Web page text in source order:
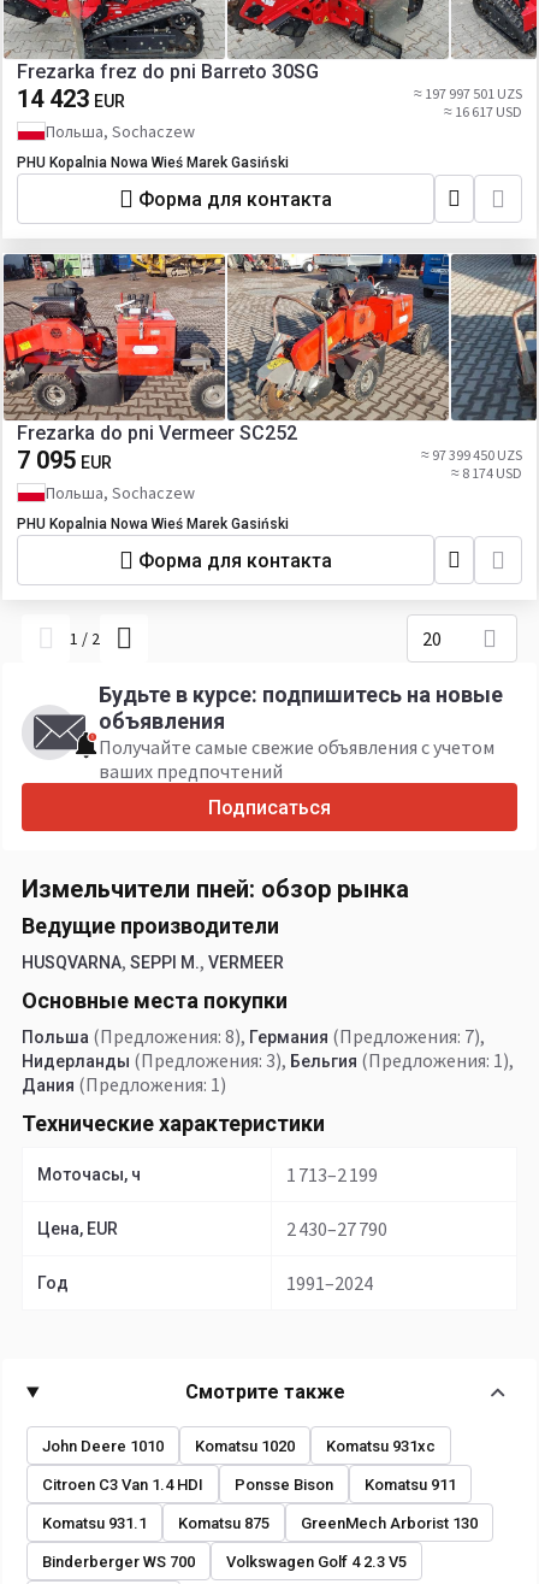
Frezarka frez do pni Barreto 30SG
14 423 EUR
≈ 197 997 501 UZS
≈ 16 617 USD
Польша, Sochaczew
PHU Kopalnia Nowa Wieś Marek Gasiński
Форма для контакта
Frezarka do pni Vermeer SC252
7 095 EUR
≈ 97 399 450 UZS
≈ 8 174 USD
Польша, Sochaczew
PHU Kopalnia Nowa Wieś Marek Gasiński
Форма для контакта
1 / 2 20
Будьте в курсе: подпишитесь на новые
объявления
Получайте самые свежие объявления с учетом
ваших предпочтений
Подписаться
Измельчители пней: обзор рынка
Ведущие производители
HUSQVARNA, SEPPI M., VERMEER
Основные места покупки
Польша (Предложения: 8), Германия (Предложения: 7),
Нидерланды (Предложения: 3), Бельгия (Предложения: 1),
Дания (Предложения: 1)
Технические характеристики
Моточасы, ч 1 713–2 199
Цена, EUR 2 430–27 790
Год 1991–2024
Смотрите также
John Deere 1010 Komatsu 1020 Komatsu 931xc
Citroen C3 Van 1.4 HDI Ponsse Bison Komatsu 911
Komatsu 931.1 Komatsu 875 GreenMech Arborist 130
Binderberger WS 700 Volkswagen Golf 4 2.3 V5